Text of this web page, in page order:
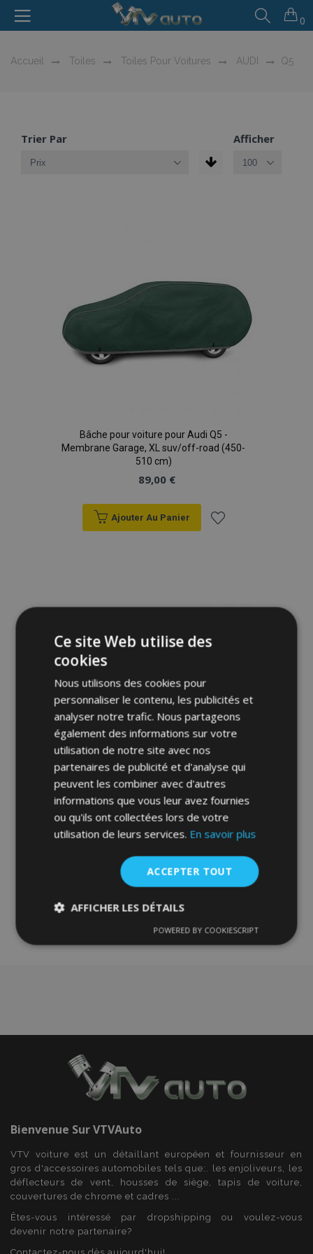
0
Accueil Toiles Toiles Pour Voitures AUDI Q5
Trier Par Afficher
Bâche pour voiture pour Audi Q5 -
Membrane Garage, XL suv/off-road (450-
510 cm)
89,00 €
Ajouter Au Panier
SUV/off-road Audi Q5 450-510 cm
94,00 €
Ajouter Au Panier
à la
d'achats
Bienvenue SurVTVAuto
VTV voiture est un détaillant européen et fournisseur en
gros d'accessoires automobiles tels que:. les enjoliveurs, les
déflecteurs de vent, housses de siège, tapis de voiture,
couvertures de chrome et cadres ...
Êtes-vous intéressé par dropshipping ou voulez-vous
devenir notre partenaire?
Ce site Web utilise des
cookies
Nous utilisons des cookies pour
personnaliser le contenu, les publicités et
analyser notre trafic. Nous partageons
également des informations sur votre
utilisation de notre site avec nos
partenaires de publicité et d'analyse qui
peuvent les combiner avec d'autres
informations que vous leur avez fournies
ou qu'ils ont collectées lors de votre
utilisation de leurs services. En savoir plus
ACCEPTER TOUT
AFFICHER LES DÉTAILS
nécessaires
Performance Ciblage
Strictement nécessaires
Performance
fonctionnalités de base du site Web telles que la
connexion des utilisateurs et la gestion des
comptes. Le site Web ne peut pas être utilisé
correctement sans les cookies strictement
nécessaires.
Nom
Fournisseur /
POWERED BY COOKIESCRIPT